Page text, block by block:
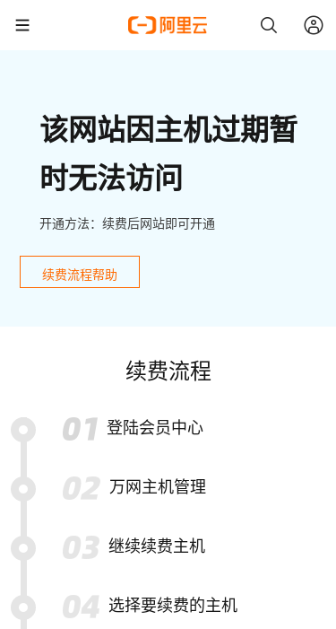
该网站因主机过期暂
时无法访问
开通方法：续费后网站即可开通
续费流程帮助
续费流程
登陆会员中心
万网主机管理
继续续费主机
选择要续费的主机